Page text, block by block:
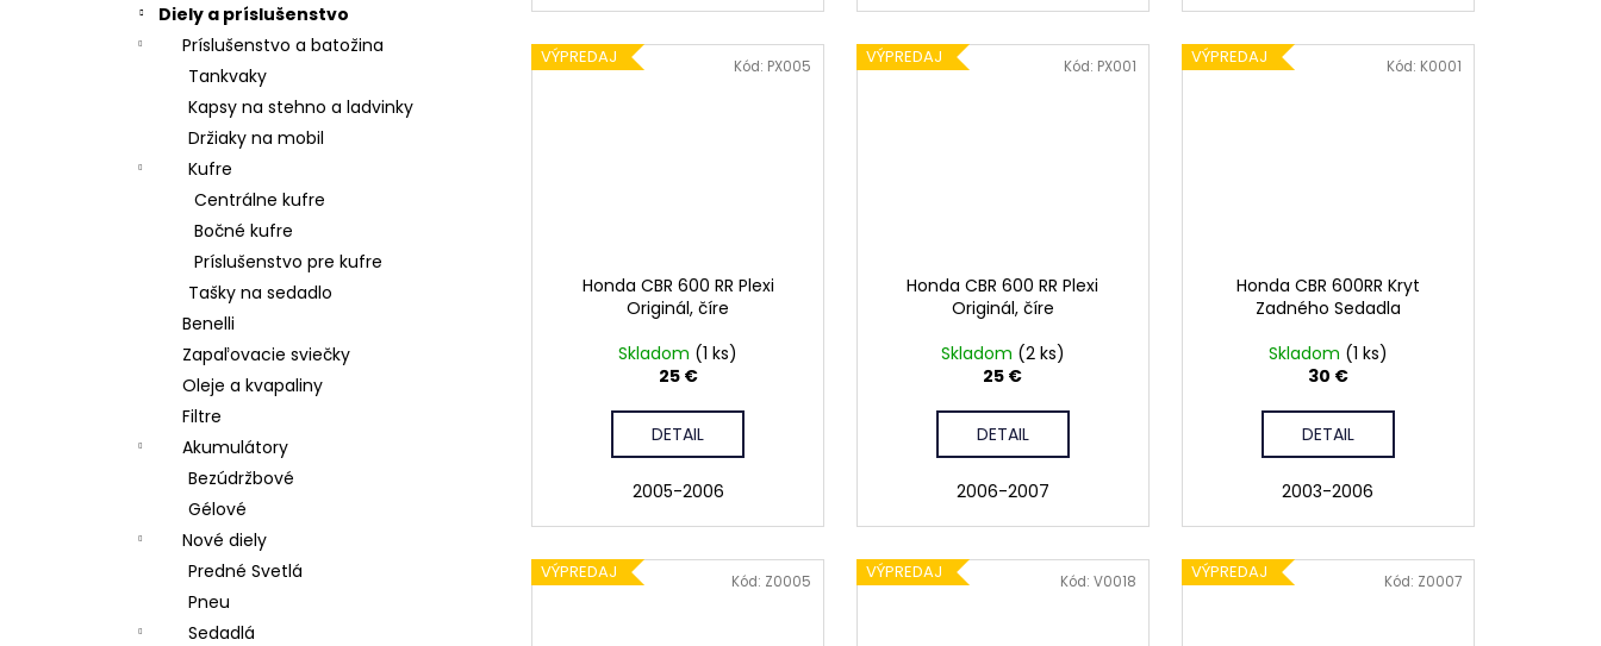
Diely a príslušenstvo
Príslušenstvo a batožina
Tankvaky
Kapsy na stehno a ladvinky
Držiaky na mobil
Kufre
Centrálne kufre
Bočné kufre
Príslušenstvo pre kufre
Tašky na sedadlo
Benelli
Zapaľovacie sviečky
Oleje a kvapaliny
Filtre
Akumulátory
Bezúdržbové
Gélové
Nové diely
Predné Svetlá
Pneu
Sedadlá
VÝPREDAJ
Honda CBR 600 RR Plexi
Originál, číre
Skladom (1 ks)
25 €
DETAIL
2005-2006
Kód: PX005 VÝPREDAJ
Honda CBR 600 RR Plexi
Originál, číre
Skladom (2 ks)
25 €
DETAIL
2006-2007
Kód: PX001 VÝPREDAJ
Honda CBR 600RR Kryt
Zadného Sedadla
Skladom (1 ks)
30 €
DETAIL
2003-2006
Kód: K0001
VÝPREDAJ Kód: Z0005 VÝPREDAJ Kód: V0018 VÝPREDAJ Kód: Z0007